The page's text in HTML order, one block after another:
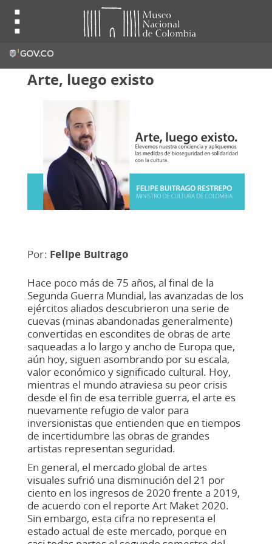
Arte, luego existo
Por: Felipe Buitrago
Hace poco más de 75 años, al final de la
Segunda Guerra Mundial, las avanzadas de los
ejércitos aliados descubrieron una serie de
cuevas (minas abandonadas generalmente)
convertidas en escondites de obras de arte
saqueadas a lo largo y ancho de Europa que,
aún hoy, siguen asombrando por su escala,
valor económico y significado cultural. Hoy,
mientras el mundo atraviesa su peor crisis
desde el fin de esa terrible guerra, el arte es
nuevamente refugio de valor para
inversionistas que entienden que en tiempos
de incertidumbre las obras de grandes
artistas representan seguridad.
En general, el mercado global de artes
visuales sufrió una disminución del 21 por
ciento en los ingresos de 2020 frente a 2019,
de acuerdo con el reporte Art Maket 2020.
Sin embargo, esta cifra no representa el
estado actual de este mercado, porque en